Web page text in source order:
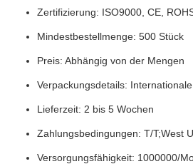
Zertifizierung: ISO9000, CE,
Mindestbestellmenge: 500 Stück
Preis: Abhängig von der Mengen
Verpackungsdetails:
Lieferzeit: 2 bis 5 Wochen
Zahlungsbedingungen: T/T;West
Versorgungsfähigkeit: 1000000/